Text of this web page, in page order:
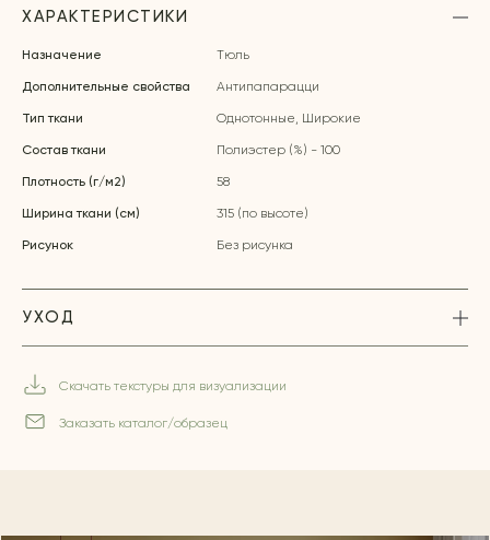
ХАРАКТЕРИСТИКИ
Назначение Тюль
Дополнительные свойства Антипапарацци
Тип ткани Однотонные, Широкие
Состав ткани Полиэстер (%) - 100
Плотность (г/м2) 58
Ширина ткани (см) 315 (по высоте)
Рисунок Без рисунка
УХОД
Скачать текстуры для визуализации
Заказать каталог/образец